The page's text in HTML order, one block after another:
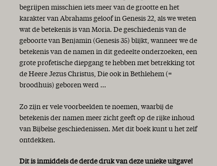
begrijpen misschien iets meer van de grootte en het
karakter van Abrahams geloof in Genesis 22, als we weten
wat de betekenis is van Moria. De geschiedenis van de
geboorte van Benjamin (Genesis 35) blijkt, wanneer we de
betekenis van de namen in dit gedeelte onderzoeken, een
grote profetische diepgang te hebben met betrekking tot
de Heere Jezus Christus, Die ook in Bethlehem (=
broodhuis) geboren werd ...
Zo zijn er vele voorbeelden te noemen, waarbij de
betekenis der namen meer zicht geeft op de rijke inhoud
van Bijbelse geschiedenissen. Met dit boek kunt u het zelf
ontdekken.
Dit is inmiddels de derde druk van deze unieke uitgave!